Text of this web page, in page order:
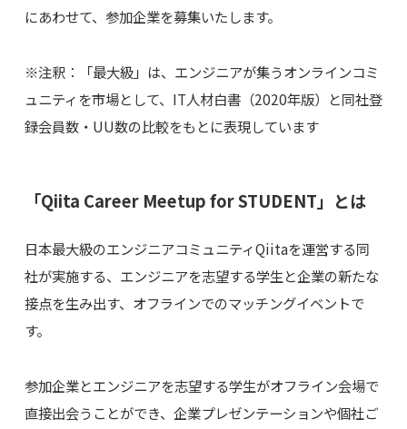
にあわせて、参加企業を募集いたします。
※注釈：「最大級」は、エンジニアが集うオンラインコミ
ュニティを市場として、IT人材白書（2020年版）と同社登
録会員数・UU数の比較をもとに表現しています
「Qiita Career Meetup for STUDENT」とは
日本最大級のエンジニアコミュニティQiitaを運営する同
社が実施する、エンジニアを志望する学生と企業の新たな
接点を生み出す、オフラインでのマッチングイベントで
す。
参加企業とエンジニアを志望する学生がオフライン会場で
直接出会うことができ、企業プレゼンテーションや個社ご